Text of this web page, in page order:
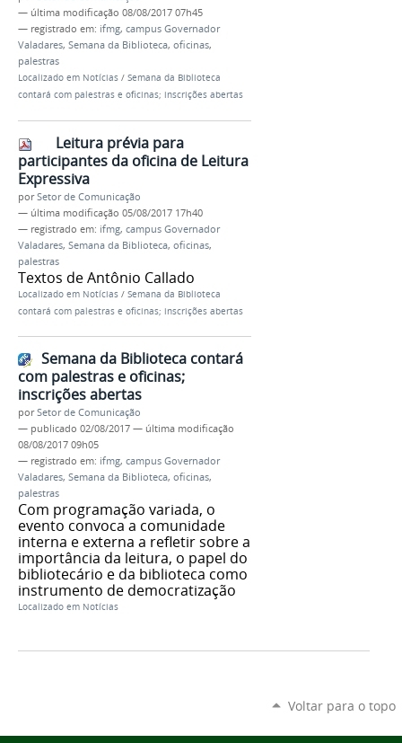
— última modificação 08/08/2017 07h45
— registrado em: ifmg, campus Governador
Valadares, Semana da Biblioteca, oficinas,
palestras
Localizado em Notícias / Semana da Biblioteca
contará com palestras e oficinas; inscrições abertas
Leitura prévia para
participantes da oficina de Leitura
Expressiva
porSetor de Comunicação
— última modificação 05/08/2017 17h40
— registrado em: ifmg, campus Governador
Valadares, Semana da Biblioteca, oficinas,
palestras
Textos de Antônio Callado
Localizado em Notícias / Semana da Biblioteca
contará com palestras e oficinas; inscrições abertas
Semana da Biblioteca contará
com palestras e oficinas;
inscrições abertas
porSetor de Comunicação
— publicado 02/08/2017 — última modificação
08/08/2017 09h05
— registrado em: ifmg, campus Governador
Valadares, Semana da Biblioteca, oficinas,
palestras
Com programação variada, o
evento convoca a comunidade
interna e externa a refletir sobre a
importância da leitura, o papel do
bibliotecário e da biblioteca como
instrumento de democratização
Localizado em Notícias
Voltar para o topo